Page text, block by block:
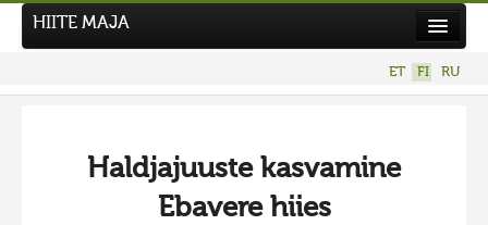
Hiite kuvavõistlus 2026
HIITE MAJA
ET FI RU
Haldjajuuste kasvamine
Ebavere hiies